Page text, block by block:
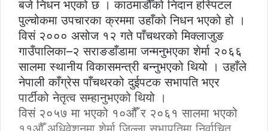
बजे निधन भएको छ । काठमाडौँको निदान हस्पिटल
पुल्चोकमा उपचारका क्रममा उहाँको निधन भएको हो ।
विसं २००० असोज १२ गते पाँचथरको मिक्लाजुङ
गाउँपालिका–२ सराङडाँडामा जन्मनुभएका शेर्मा २०६६
सालमा स्थानीय विकासमन्त्री बन्नुभएको थियो । उहाँले
नेपाली काँग्रेस पाँचथरको दुईपटक सभापति भएर
पार्टीको नेतृत्व सम्हानुभएको थियो ।
विसं २०५७ मा भएको १०औँ र २०६१ सालमा भएको